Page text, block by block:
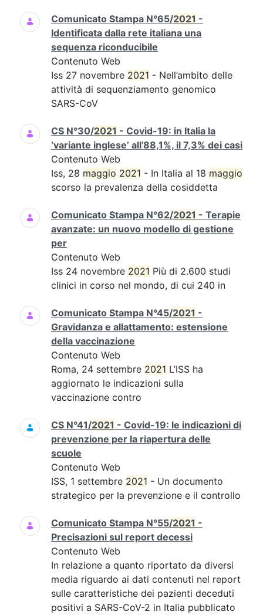
Comunicato Stampa N°65/2021 -
Identificata dalla rete italiana una
sequenza riconducibile
Contenuto Web
Iss 27 novembre 2021 - Nell’ambito delle
attività di sequenziamento genomico
SARS-CoV
CS N°30/2021 - Covid-19: in Italia la
‘variante inglese’ all’88,1%, il 7,3% dei casi
Contenuto Web
Iss, 28 maggio 2021 - In Italia al 18 maggio
scorso la prevalenza della cosiddetta
Comunicato Stampa N°62/2021 - Terapie
avanzate: un nuovo modello di gestione
per
Contenuto Web
Iss 24 novembre 2021 Più di 2.600 studi
clinici in corso nel mondo, di cui 240 in
Comunicato Stampa N°45/2021 -
Gravidanza e allattamento: estensione
della vaccinazione
Contenuto Web
Roma, 24 settembre 2021 L’ISS ha
aggiornato le indicazioni sulla
vaccinazione contro
CS N°41/2021 - Covid-19: le indicazioni di
prevenzione per la riapertura delle
scuole
Contenuto Web
ISS, 1 settembre 2021 - Un documento
strategico per la prevenzione e il controllo
Comunicato Stampa N°55/2021 -
Precisazioni sul report decessi
Contenuto Web
In relazione a quanto riportato da diversi
media riguardo ai dati contenuti nel report
sulle caratteristiche dei pazienti deceduti
positivi a SARS-CoV-2 in Italia pubblicato